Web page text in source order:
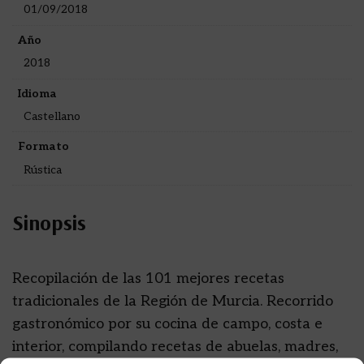
01/09/2018
Año
2018
Idioma
Castellano
Formato
Rústica
Sinopsis
Recopilación de las 101 mejores recetas
tradicionales de la Región de Murcia. Recorrido
gastronómico por su cocina de campo, costa e
interior, compilando recetas de abuelas, madres,